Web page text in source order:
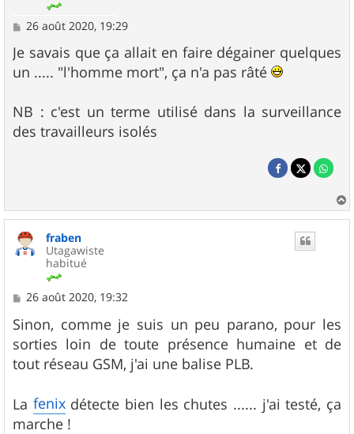
M
s
s
a
26 août 2020, 19:29
Je savais que ça allait en faire dégainer quelques
un ..... "l'homme mort", ça n'a pas râté
NB : c'est un terme utilisé dans la surveillance
des travailleurs isolés
a
fraben
Utagawiste
habitué
M
s
s
a
g
e
26 août 2020, 19:32
Sinon, comme je suis un peu parano, pour les
sorties loin de toute présence humaine et de
tout réseau GSM, j'ai une balise PLB.
La fenixdétecte bien les chutes ...... j'ai testé, ça
marche !